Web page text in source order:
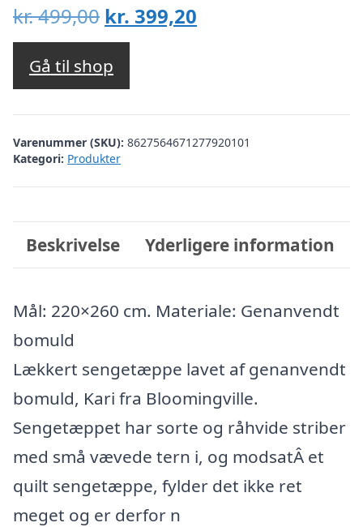
kr.499,00 Den
oprindelige
pris
var:
kr. 499,00.
kr. 399,20
kr. 399,20.
Gå til shop
Varenummer (SKU): 8627564671277920101
Kategori: Produkter
Beskrivelse Yderligere information
Mål: 220×260 cm. Materiale: Genanvendt
bomuld
Lækkert sengetæppe lavet af genanvendt
bomuld, Kari fra Bloomingville.
Sengetæppet har sorte og råhvide striber
med små vævede tern i, og modsatÂ et
quilt sengetæppe, fylder det ikke ret
meget og er derfor n